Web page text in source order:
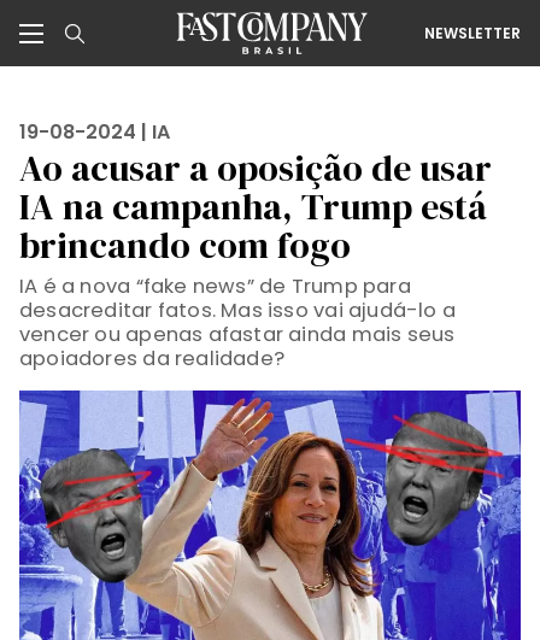
NEWSLETTER
19-08-2024 | IA
Ao acusar a oposição de usar
IA na campanha, Trump está
brincando com fogo
IA é a nova “fake news” de Trump para
desacreditar fatos. Mas isso vai ajudá-lo a
vencer ou apenas afastar ainda mais seus
apoiadores da realidade?